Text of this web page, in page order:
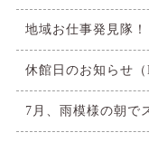
地域お仕事発見隊！
休館日のお知らせ
7月、雨模様の朝で